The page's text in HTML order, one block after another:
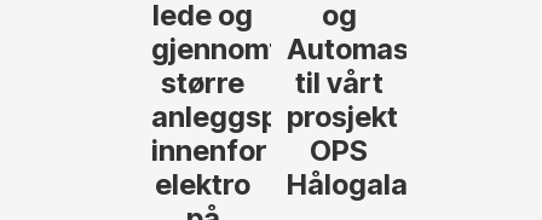
Automasjon
Hålogalandsvegen